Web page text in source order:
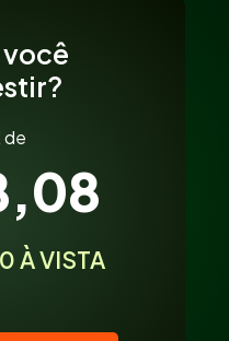
de
À VISTA